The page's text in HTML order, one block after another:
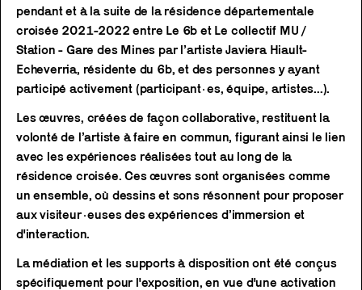
pendant et à la suite de la résidence départementale
croisée 2021-2022 entre Le 6b et Le collectif MU /
Station - Gare des Mines par l’artiste Javiera Hiault-
Echeverria, résidente du 6b, et des personnes y ayant
participé activement (participant·es, équipe, artistes...).
Les œuvres, créées de façon collaborative, restituent la
volonté de l’artiste à faire en commun, figurant ainsi le lien
avec les expériences réalisées tout au long de la
résidence croisée. Ces œuvres sont organisées comme
un ensemble, où dessins et sons résonnent pour proposer
aux visiteur·euses des expériences d’immersion et
d'interaction.
La médiation et les supports à disposition ont été conçus
spécifiquement pour l'exposition, en vue d'une activation